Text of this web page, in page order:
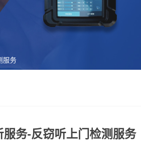
服务
务-反窃听上门检测服务